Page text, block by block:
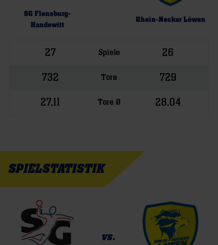
SG Flensburg-
Handewitt
Rhein-Neckar Löwen
27 Spiele 26
732 Tore 729
27,11 Tore Ø 28,04
SPIELSTATISTIK
vs.